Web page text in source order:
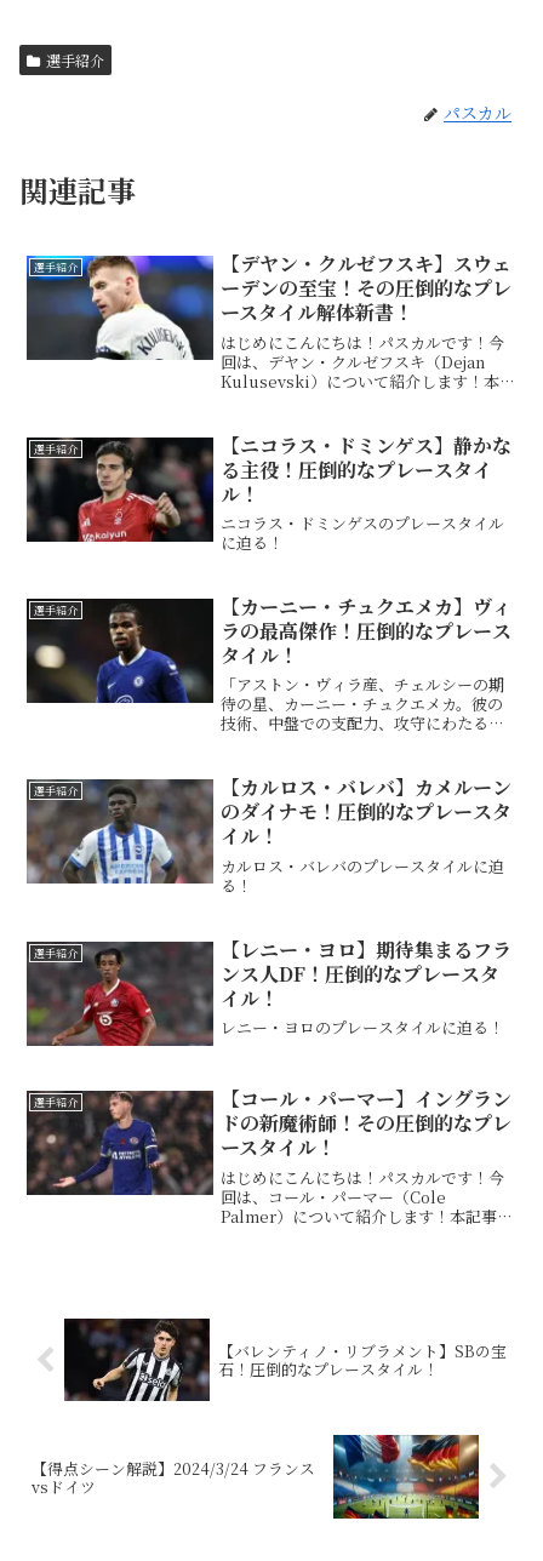
選手紹介
パスカル
関連記事
選手紹介
【デヤン・クルゼフスキ】スウェ
ーデンの至宝！その圧倒的なプレ
ースタイル解体新書！
はじめにこんにちは！パスカルです！今
回は、デヤン・クルゼフスキ（Dejan
Kulusevski）について紹介します！本記
本情報 この投稿をInstagramで見る D...
選手紹介
【ニコラス・ドミンゲス】静かな
る主役！圧倒的なプレースタイ
ル！
ニコラス・ドミンゲスのプレースタイル
に迫る！
選手紹介
【カーニー・チュクエメカ】ヴィ
ラの最高傑作！圧倒的なプレース
タイル！
「アストン・ヴィラ産、チェルシーの期
待の星、カーニー・チュクエメカ。彼の
技術、中盤での支配力、攻守にわたる貢
選手紹介
【カルロス・バレバ】カメルーン
のダイナモ！圧倒的なプレースタ
イル！
カルロス・バレバのプレースタイルに迫
る！
選手紹介
【レニー・ヨロ】期待集まるフラ
ンス人DF！圧倒的なプレースタ
イル！
レニー・ヨロのプレースタイルに迫る！
選手紹介
【コール・パーマー】イングラン
ドの新魔術師！その圧倒的なプレ
ースタイル！
はじめにこんにちは！パスカルです！今
回は、コール・パーマー（Cole
Palmer）について紹介します！本記事で
【バレンティノ・リブラメント】SBの宝
石！圧倒的なプレースタイル！
【得点シーン解説】2024/3/24 フランス
vsドイツ